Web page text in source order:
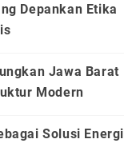
Depankan Etika
Jawa Barat
Modern
Solusi Energi